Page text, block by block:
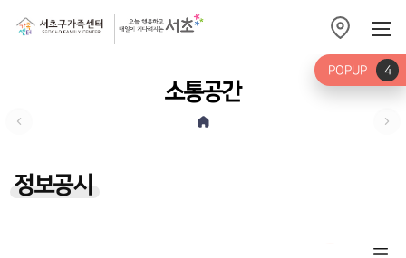
소통공간
정보공시
POPUP 4